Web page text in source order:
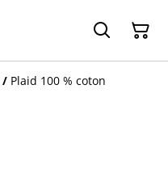
/ Plaid 100 % coton